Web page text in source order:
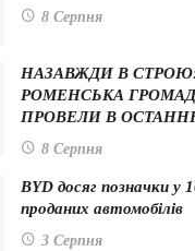
8 Серпня
НАЗАВЖДИ В
РОМЕНСЬКА
ПРОВЕЛИ В
8 Серпня
BYD досяг позначки у
проданих автомобілів
3 Серпня